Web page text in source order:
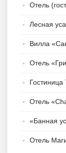
Отель
Лесная
Вилла
Отель
Гостиница
Отель
«Банная
Отель